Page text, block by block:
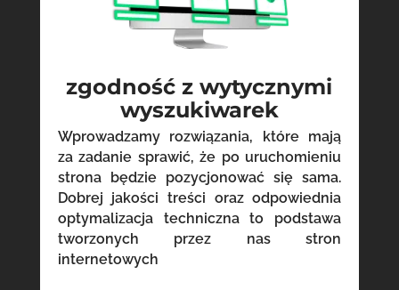
zgodność z wytycznymi
wyszukiwarek
Wprowadzamy rozwiązania, które mają
za zadanie sprawić, że po uruchomieniu
strona będzie pozycjonować się sama.
Dobrej jakości treści oraz odpowiednia
optymalizacja techniczna to podstawa
tworzonych przez nas stron
internetowych